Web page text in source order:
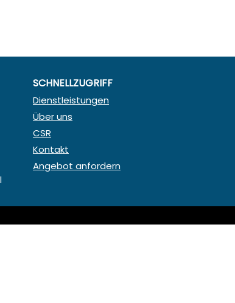
SCHNELLZUGRIFF
Dienstleistungen
Über uns
CSR
Kontakt
Angebot anfordern